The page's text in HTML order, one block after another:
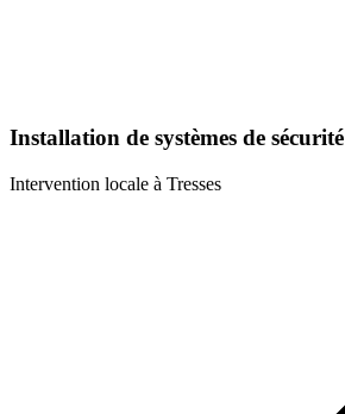
Installation de systèmes de sécurité
Intervention locale à Tresses